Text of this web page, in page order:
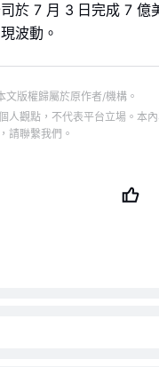
於 7 月 3 日完成 7 億
波動。
文版權歸屬於原作者/機構。
人觀點，不代表平台立場。本
請聯繫我們。